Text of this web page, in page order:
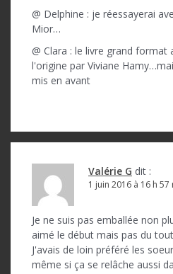
@ Delphine : je réessayerai
Mior…
@ Clara : le livre grand format
l'origine par Viviane
mis en avant
Valérie G dit :
1 juin 2016 à 16 h 57
Je ne suis pas emballée non
aimé le début mais pas du
J'avais de loin préféré les
même si ça se relâche aussi